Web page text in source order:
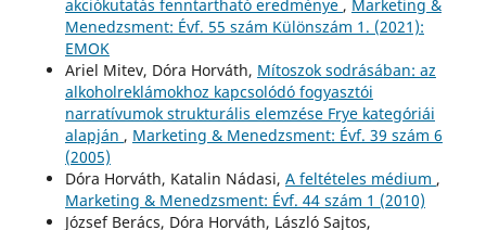
akciókutatás fenntartható eredménye , Marketing &
Menedzsment: Évf. 55 szám Különszám 1. (2021):
EMOK
Ariel Mitev, Dóra Horváth, Mítoszok sodrásában: az
alkoholreklámokhoz kapcsolódó fogyasztói
narratívumok strukturális elemzése Frye kategóriái
alapján , Marketing & Menedzsment: Évf. 39 szám 6
(2005)
Dóra Horváth, Katalin Nádasi, A feltételes médium ,
Marketing & Menedzsment: Évf. 44 szám 1 (2010)
József Berács, Dóra Horváth, László Sajtos,